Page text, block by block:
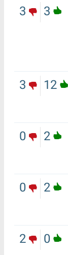
3
3
12
3
2
0
2
0
0
2